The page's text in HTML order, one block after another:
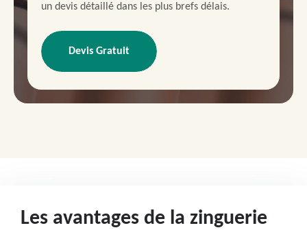
un devis détaillé dans les plus brefs délais.
Devis Gratuit
Les avantages de la zinguerie